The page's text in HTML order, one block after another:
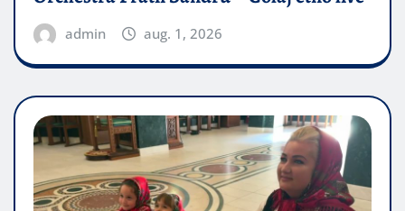
admin aug. 1, 2026